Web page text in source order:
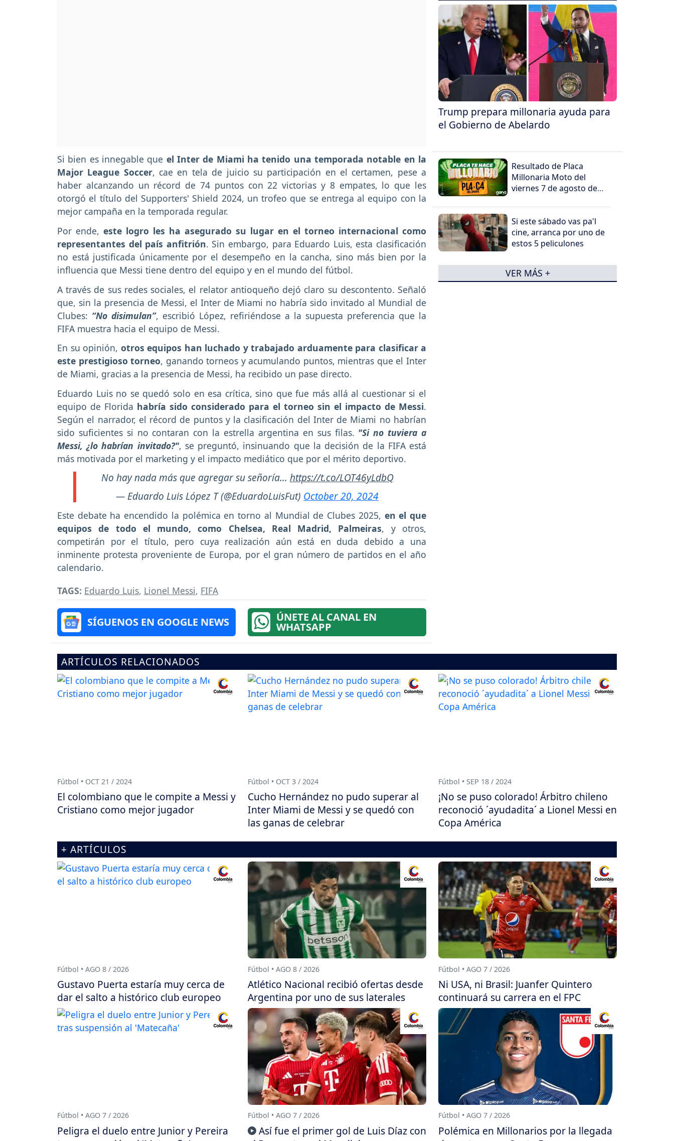
Si bien es innegable que el Inter de Miami ha tenido una temporada notable en la
Major League Soccer, cae en tela de juicio su participación en el certamen, pese a
haber alcanzando un récord de 74 puntos con 22 victorias y 8 empates, lo que les
otorgó el título del Supporters' Shield 2024, un trofeo que se entrega al equipo con la
mejor campaña en la temporada regular.
Por ende, este logro les ha asegurado su lugar en el torneo internacional como
representantes del país anfitrión. Sin embargo, para Eduardo Luis, esta clasificación
no está justificada únicamente por el desempeño en la cancha, sino más bien por la
influencia que Messi tiene dentro del equipo y en el mundo del fútbol.
A través de sus redes sociales, el relator antioqueño dejó claro su descontento. Señaló
que, sin la presencia de Messi, el Inter de Miami no habría sido invitado al Mundial de
Clubes: “No disimulan”, escribió López, refiriéndose a la supuesta preferencia que la
FIFA muestra hacia el equipo de Messi.
En su opinión, otros equipos han luchado y trabajado arduamente para clasificar a
este prestigioso torneo, ganando torneos y acumulando puntos, mientras que el Inter
de Miami, gracias a la presencia de Messi, ha recibido un pase directo.
Eduardo Luis no se quedó solo en esa crítica, sino que fue más allá al cuestionar si el
equipo de Florida habría sido considerado para el torneo sin el impacto de Messi.
Según el narrador, el récord de puntos y la clasificación del Inter de Miami no habrían
sido suficientes si no contaran con la estrella argentina en sus filas. "Si no tuviera a
Messi, ¿lo habrían invitado?", se preguntó, insinuando que la decisión de la FIFA está
más motivada por el marketing y el impacto mediático que por el mérito deportivo.
No hay nada más que agregar su señoría... https://t.co/LOT46yLdbQ
— Eduardo Luis López T (@EduardoLuisFut) October 20, 2024
Este debate ha encendido la polémica en torno al Mundial de Clubes 2025, en el que
equipos de todo el mundo, como Chelsea, Real Madrid, Palmeiras, y otros,
competirán por el título, pero cuya realización aún está en duda debido a una
inminente protesta proveniente de Europa, por el gran número de partidos en el año
calendario.
TAGS: Eduardo Luis, Lionel Messi, FIFA
SÍGUENOS EN GOOGLE NEWS ÚNETE AL CANAL EN
WHATSAPP
Trump prepara millonaria ayuda para
el Gobierno de Abelardo
Resultado de Placa
Millonaria Moto del
viernes 7 de agosto de
Si este sábado vas pa'l
cine, arranca por uno de
estos 5 peliculones
VER MÁS +
ARTÍCULOS RELACIONADOS
Fútbol • OCT 21 / 2024
El colombiano que le compite a Messi y
Cristiano como mejor jugador
Fútbol • OCT 3 / 2024
Cucho Hernández no pudo superar al
Inter Miami de Messi y se quedó con
las ganas de celebrar
Fútbol • SEP 18 / 2024
¡No se puso colorado! Árbitro chileno
reconoció ´ayudadita´ a Lionel Messi en
Copa América
+ ARTÍCULOS
Fútbol • AGO 8 / 2026
Gustavo Puerta estaría muy cerca de
dar el salto a histórico club europeo
Fútbol • AGO 8 / 2026
Atlético Nacional recibió ofertas desde
Argentina por uno de sus laterales
Fútbol • AGO 7 / 2026
Ni USA, ni Brasil: Juanfer Quintero
continuará su carrera en el FPC
Fútbol • AGO 7 / 2026
Peligra el duelo entre Junior y Pereira
Fútbol • AGO 7 / 2026
Así fue el primer gol de Luis Díaz con
Fútbol • AGO 7 / 2026
Polémica en Millonarios por la llegada